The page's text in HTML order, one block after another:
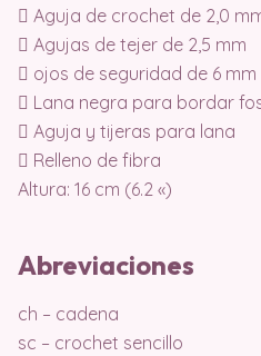
 Aguja de crochet de 2,0
 Agujas de tejer de 2,5 mm
 ojos de seguridad de 6 mm
 Lana negra para bordar
 Aguja y tijeras para lana
 Relleno de fibra
Altura: 16 cm (6.2 «)
Abreviaciones
ch – cadena
sc – crochet sencillo